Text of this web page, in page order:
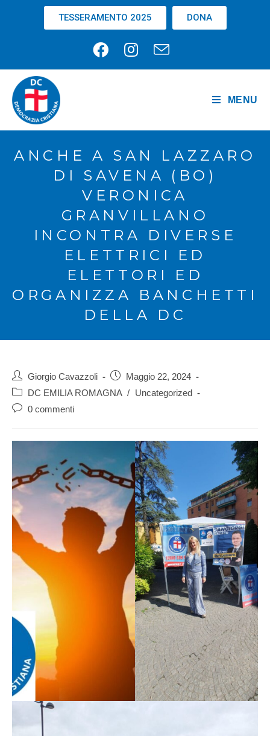
TESSERAMENTO 2025 DONA
MENU
ANCHE A SAN LAZZARO
DI SAVENA (BO)
VERONICA
GRANVILLANO
INCONTRA DIVERSE
ELETTRICI ED
ELETTORI ED
ORGANIZZA BANCHETTI
DELLA DC
Giorgio Cavazzoli
Maggio 22, 2024
DC EMILIA ROMAGNA /
Uncategorized
0 commenti